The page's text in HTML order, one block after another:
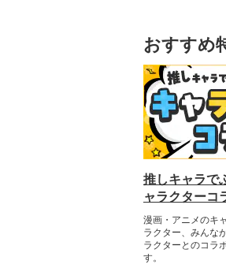
おすすめ
推しキャラで
ャラクターコ
漫画・アニメのキ
ラクター、みんな
ラクターとのコラ
す。​